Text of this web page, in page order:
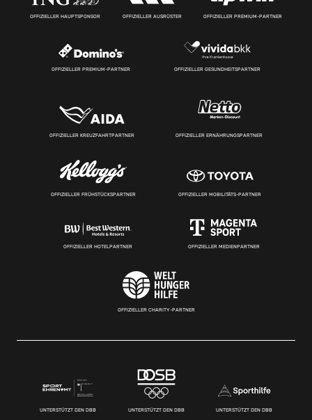
OFFIZIELLER HAUPTSPONSOR OFFIZIELLER AUSRÜSTER OFFIZIELLER PREMIUM-PARTNER
OFFIZIELLER PREMIUM-PARTNER OFFIZIELLER GESUNDHEITSPARTNER
OFFIZIELLER KREUZFAHRTPARTNER OFFIZIELLER ERNÄHRUNGSPARTNER
OFFIZIELLER FRÜHSTÜCKSPARTNER OFFIZIELLER MOBILITÄTS-PARTNER
OFFIZIELLER HOTELPARTNER OFFIZIELLER MEDIENPARTNER
OFFIZIELLER CHARITY-PARTNER
UNTERSTÜTZT DEN DBB UNTERSTÜTZT DEN DBB UNTERSTÜTZT DEN DBB